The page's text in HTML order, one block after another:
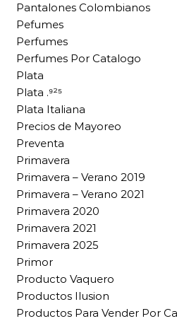
Pantalones Colombianos
Pefumes
Perfumes
Perfumes Por Catalogo
Plata
Plata .⁹²⁵
Plata Italiana
Precios de Mayoreo
Preventa
Primavera
Primavera – Verano 2019
Primavera – Verano 2021
Primavera 2020
Primavera 2021
Primavera 2025
Primor
Producto Vaquero
Productos Ilusion
Productos Para Vender Por